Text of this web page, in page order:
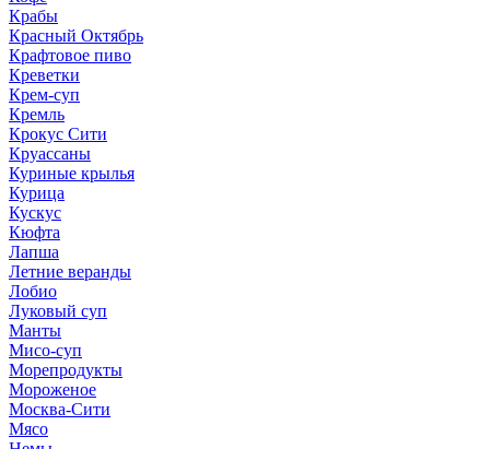
Крабы
Красный Октябрь
Крафтовое пиво
Креветки
Крем-суп
Кремль
Крокус Сити
Круассаны
Куриные крылья
Курица
Кускус
Кюфта
Лапша
Летние веранды
Лобио
Луковый суп
Манты
Мисо-суп
Морепродукты
Мороженое
Москва-Сити
Мясо